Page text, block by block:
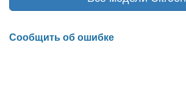
Сообщить об ошибке